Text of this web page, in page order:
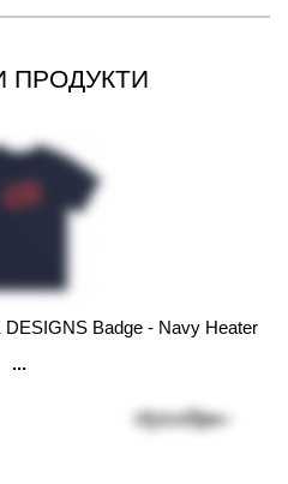
ПРОДУКТИ
DESIGNS Badge - Navy Heater